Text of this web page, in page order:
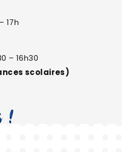
17h
– 16h30
scolaires)
!